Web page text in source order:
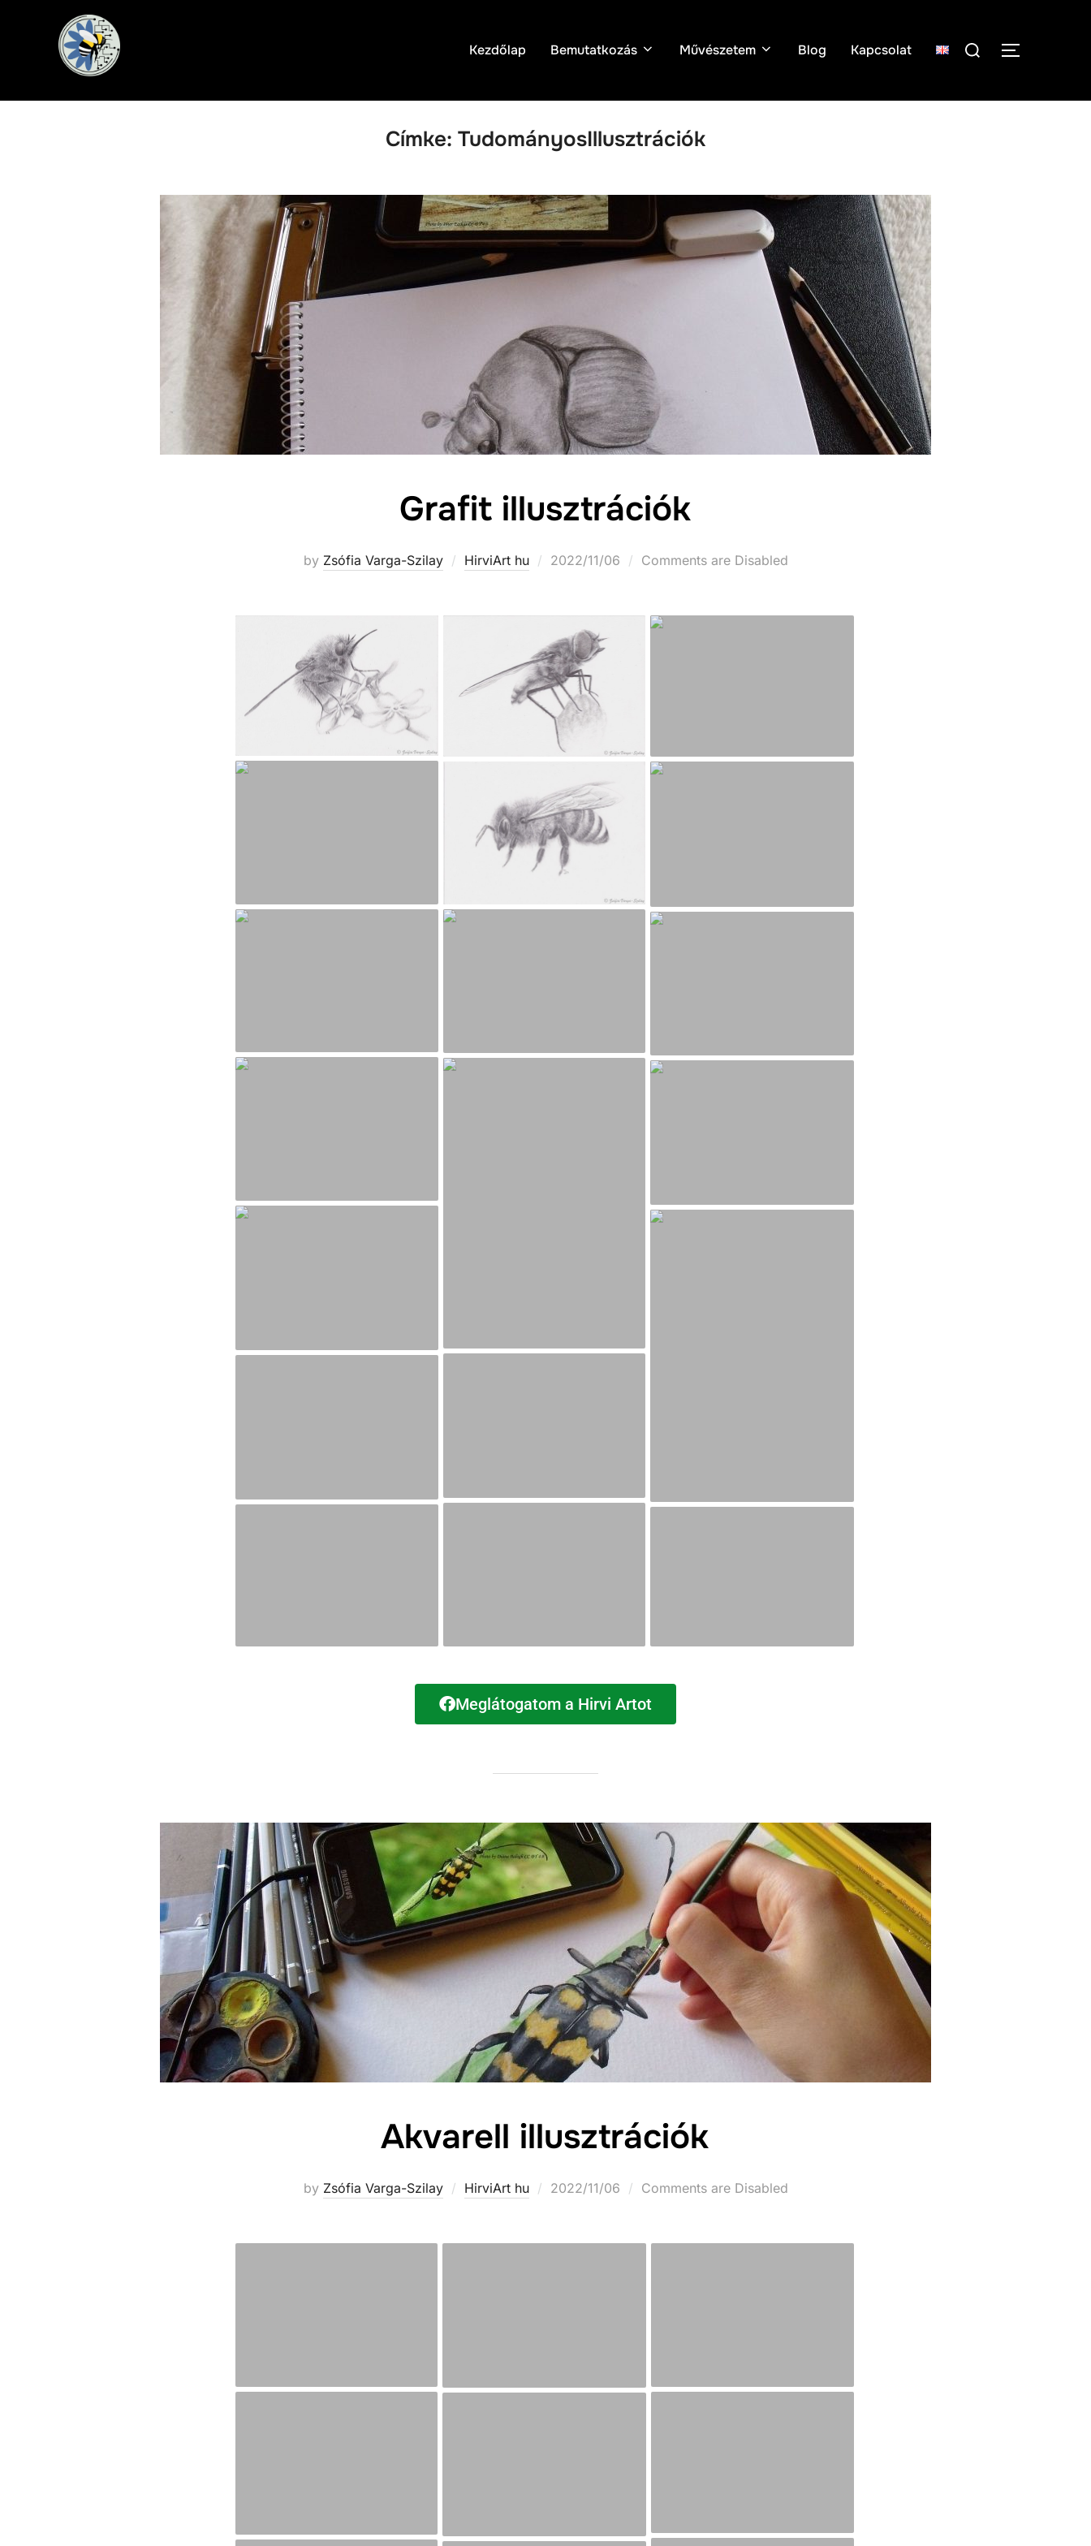
Kezdőlap Bemutatkozás Művészetem Blog Kapcsolat
Címke: TudományosIllusztrációk
Grafit illusztrációk
by Zsófia Varga-Szilay HirviArt hu 2022/11/06 Comments are Disabled
Meglátogatom a Hirvi Artot
Akvarell illusztrációk
by Zsófia Varga-Szilay HirviArt hu 2022/11/06 Comments are Disabled